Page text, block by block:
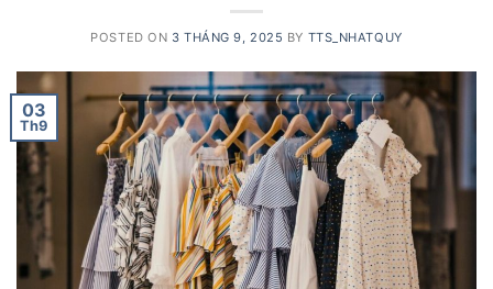
POSTED ON 3 THÁNG 9, 2025 BY TTS_NHATQUY
03
Th9